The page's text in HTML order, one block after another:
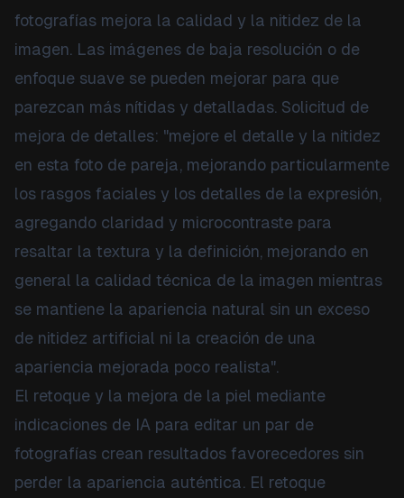
fotografías mejora la calidad y la nitidez de la
imagen. Las imágenes de baja resolución o de
enfoque suave se pueden mejorar para que
parezcan más nítidas y detalladas. Solicitud de
mejora de detalles: "mejore el detalle y la nitidez
en esta foto de pareja, mejorando particularmente
los rasgos faciales y los detalles de la expresión,
agregando claridad y microcontraste para
resaltar la textura y la definición, mejorando en
general la calidad técnica de la imagen mientras
se mantiene la apariencia natural sin un exceso
de nitidez artificial ni la creación de una
apariencia mejorada poco realista".
El retoque y la mejora de la piel mediante
indicaciones de IA para editar un par de
fotografías crean resultados favorecedores sin
perder la apariencia auténtica. El retoque